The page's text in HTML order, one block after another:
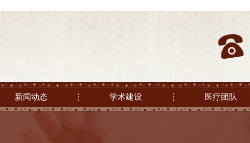
新闻动态 学术建设 医疗团队